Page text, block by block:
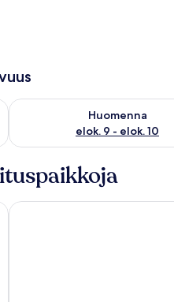
elok. 9
Huomenna
elok. 9 - elok. 10
Tarkista huomisen saatavuus
Hotel Tierra Marina Centro